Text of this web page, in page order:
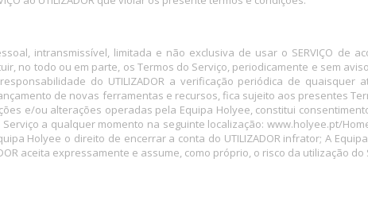
intransmissível, limitada e não exclusiva de usar o SERVIÇO de
no todo ou em parte, os Termos do Serviço, periodicamente e sem
do UTILIZADOR a verificação periódica de quaisquer
de novas ferramentas e recursos, fica sujeito aos presentes
e/ou alterações operadas pela Equipa Holyee, constitui
a qualquer momento na seguinte localização: www.holyee.pt/
Holyee o direito de encerrar a conta do UTILIZADOR infrator; A
aceita expressamente e assume, como próprio, o risco da utilização do